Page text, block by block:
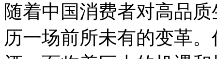
随着中国消费者对高品
历一场前所未有的变革